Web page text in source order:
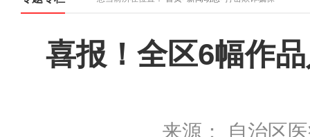
喜报！全区6幅作
来源： 自治区